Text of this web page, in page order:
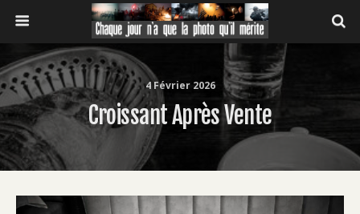
4 Février 2026
Croissant Après Vente